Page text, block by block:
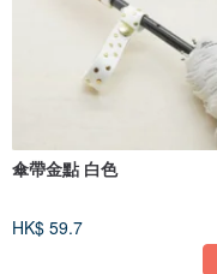
傘帶金點 白色
HK$ 59.7